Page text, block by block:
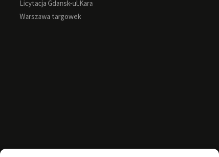
Licytacja Gdansk-ul.Kara
Warszawa targowek